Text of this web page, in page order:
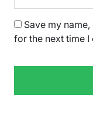
Save my
for the next time I